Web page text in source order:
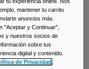
mantener tu carrito
anuncios más
"Aceptar y Continuar",
y nuestros socios de
sobre tus
digital y contenido.
de Privacidad